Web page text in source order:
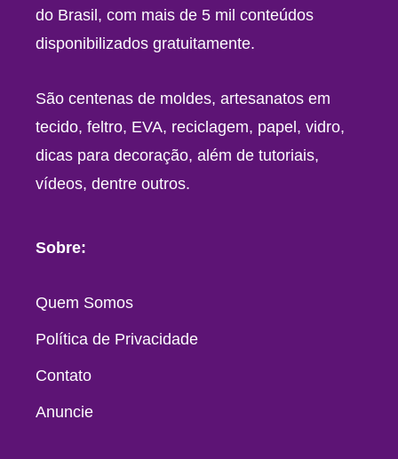
do Brasil, com mais de 5 mil conteúdos
disponibilizados gratuitamente.
São centenas de moldes, artesanatos em
tecido, feltro, EVA, reciclagem, papel, vidro,
dicas para decoração, além de tutoriais,
vídeos, dentre outros.
Sobre:
Quem Somos
Política de Privacidade
Contato
Anuncie